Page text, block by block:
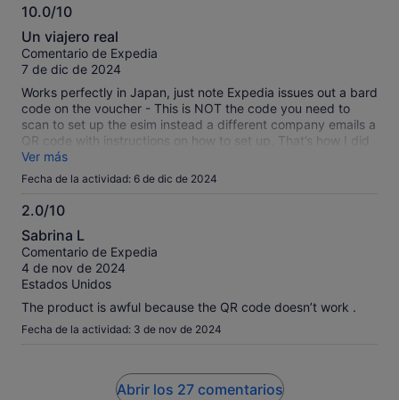
10.0/10
10.0
sobre
10
Un viajero real
Comentario de Expedia
7 de dic de 2024
Works perfectly in Japan, just note Expedia issues out a bard
code on the voucher - This is NOT the code you need to
scan to set up the esim instead a different company emails a
QR code with instructions on how to set up. That’s how I did
mine on my iPhone 13
Ver más
Fecha de la actividad: 6 de dic de 2024
2.0/10
2.0
sobre
10
Sabrina L
Comentario de Expedia
4 de nov de 2024
Estados Unidos
The product is awful because the QR code doesn’t work .
Fecha de la actividad: 3 de nov de 2024
Abrir los 27 comentarios